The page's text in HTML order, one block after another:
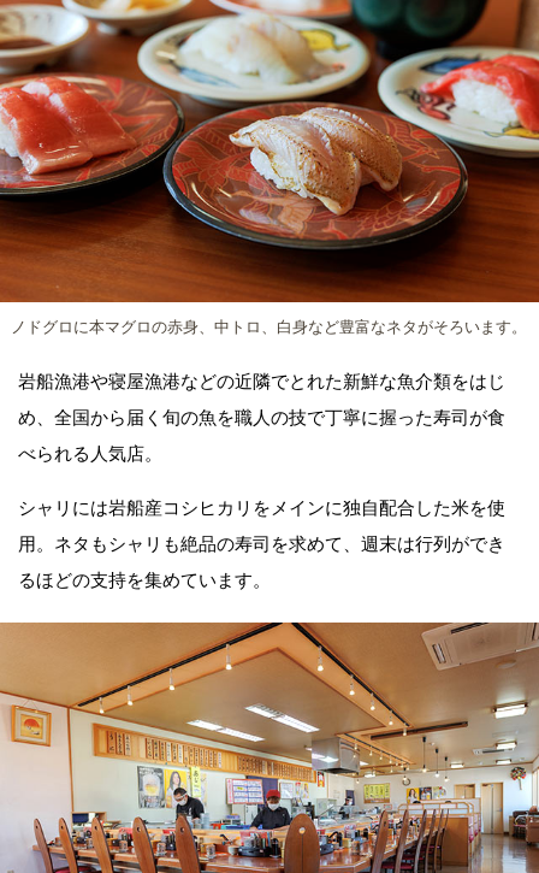
ノドグロに本マグロの赤身、中トロ、白身など豊富なネタがそろいます。
岩船漁港や寝屋漁港などの近隣でとれた新鮮な魚介類をはじ
め、全国から届く旬の魚を職人の技で丁寧に握った寿司が食
べられる人気店。
シャリには岩船産コシヒカリをメインに独自配合した米を使
用。ネタもシャリも絶品の寿司を求めて、週末は行列ができ
るほどの支持を集めています。